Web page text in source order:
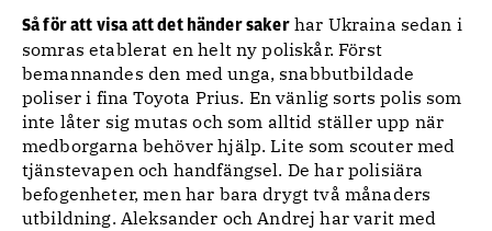
Så för att visa att det händer sakerhar Ukraina sedan i
somras etablerat en helt ny poliskår. Först
bemannandes den med unga, snabbutbildade
poliser i fina Toyota Prius. En vänlig sorts polis som
inte låter sig mutas och som alltid ställer upp när
medborgarna behöver hjälp. Lite som scouter med
tjänstevapen och handfängsel. De har polisiära
befogenheter, men har bara drygt två månaders
utbildning. Aleksander och Andrej har varit med